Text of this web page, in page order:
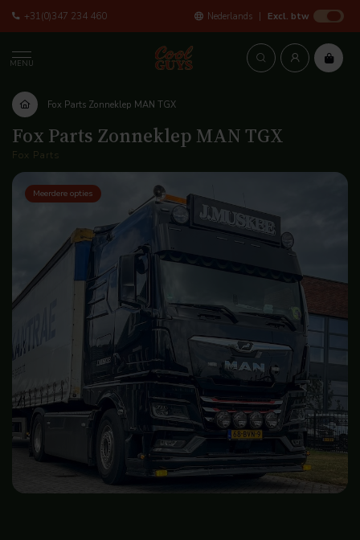
+31(0)347 234 460 Nederlands Excl. btw
MENU
Fox Parts Zonneklep MAN TGX
Fox Parts Zonneklep MAN TGX
Fox Parts
Meerdere opties